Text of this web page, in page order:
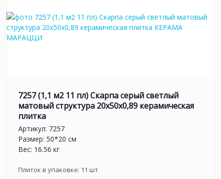
7257 (1,1 м2 11 пл) Скарпа серый светлый
матовый структура 20x50x0,89 керамическая
плитка
Артикул: 7257
Размер: 50*20 см
Вес: 16.56 кг
Плиток в упаковке: 11 шт